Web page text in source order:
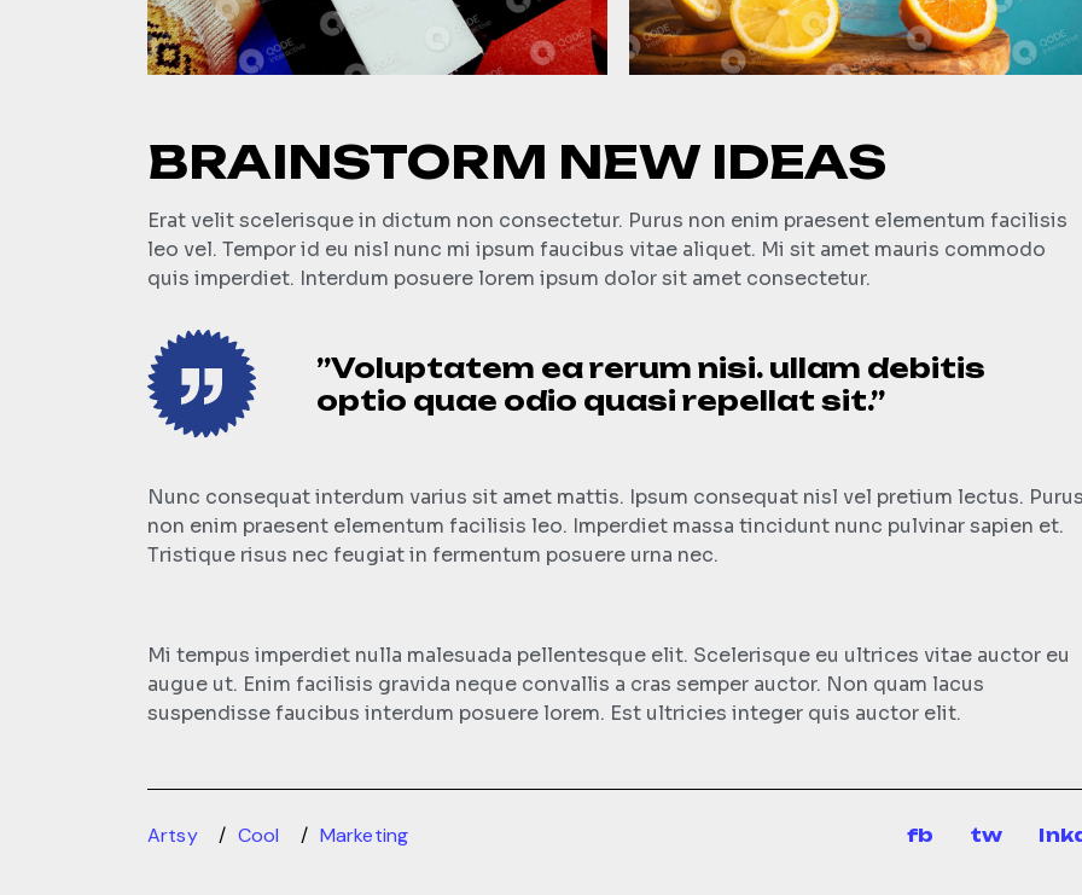
BRAINSTORM NEW IDEAS
Erat velit scelerisque in dictum non consectetur. Purus non enim praesent elementum facilisis
leo vel. Tempor id eu nisl nunc mi ipsum faucibus vitae aliquet. Mi sit amet mauris commodo
quis imperdiet. Interdum posuere lorem ipsum dolor sit amet consectetur.
”Voluptatem ea rerum nisi. ullam debitis
optio quae odio quasi repellat sit.”
Nunc consequat interdum varius sit amet mattis. Ipsum consequat nisl vel pretium lectus.
non enim praesent elementum facilisis leo. Imperdiet massa tincidunt nunc pulvinar sapien et.
Tristique risus nec feugiat in fermentum posuere urna nec.
Mi tempus imperdiet nulla malesuada pellentesque elit. Scelerisque eu ultrices vitae auctor eu
augue ut. Enim facilisis gravida neque convallis a cras semper auctor. Non quam lacus
suspendisse faucibus interdum posuere lorem. Est ultricies integer quis auctor elit.
Artsy Cool Marketing fb tw